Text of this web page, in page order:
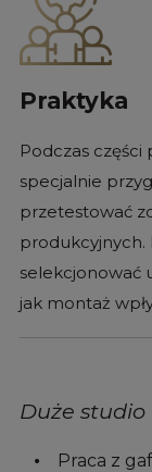
Praktyka
Podczas
specjalnie
przetestować
produkcyjnych.
selekcjonować
jak montaż
Duże studio
Praca z